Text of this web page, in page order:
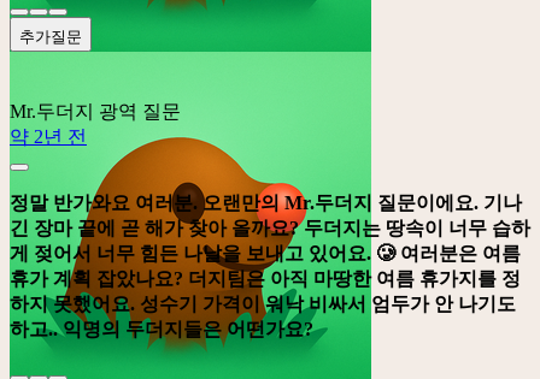
추가질문
Mr.두더지
광역 질문
약 2년 전
정말 반가와요 여러분. 오랜만의 Mr.두더지 질문이에요. 기나
긴 장마 끝에 곧 해가 찾아 올까요? 두더지는 땅속이 너무 습하
게 젖어서 너무 힘든 나날을 보내고 있어요. 🥲 여러분은 여름
휴가 계획 잡았나요? 더지팀은 아직 마땅한 여름 휴가지를 정
하지 못했어요. 성수기 가격이 워낙 비싸서 엄두가 안 나기도
하고.. 익명의 두더지들은 어떤가요?